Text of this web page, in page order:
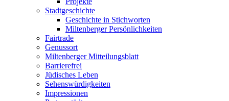
Stadtgeschichte
Geschichte in Stichworten
Miltenberger Persönlichkeiten
Fairtrade
Genussort
Miltenberger Mitteilungsblatt
Barrierefrei
Jüdisches Leben
Sehenswürdigkeiten
Impressionen